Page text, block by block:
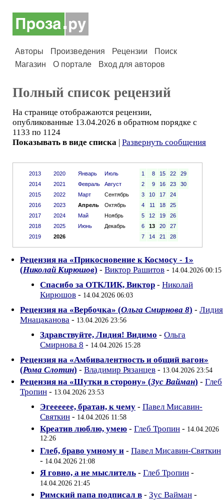
Авторы Произведения Рецензии
Поиск
Магазин
О портале Вход для авторов
Полный список рецензий
На странице отображаются рецензии,
опубликованные 13.04.2026 в обратном порядке с
1133 по 1124
Показывать в виде списка | Развернуть сообщения
2013
2014
2015
2016
2017
2018
2019
2020
2021
2022
2023
2024
2025
2026
Январь
Июль
Февраль
Август
Март
Сентябрь
Апрель
Октябрь
Май
Ноябрь
Июнь
Декабрь
1 8 15 22
29
2
9 16 23
30
3
10 17
24
4
11 18
25
5
12 19
26
6
13 20
27
7
14 21 28
Рецензия на «Прикосновение к Космосу - 1»
(Николай Кирюшов) - Виктор Рашитов - 14.04.2026 00:15
Спасибо за ОТКЛИК, Виктор - Николай
Кирюшов - 14.04.2026 06:03
Рецензия на «Вербочка» (Ольга Смирнова 8) - Лидия
Мнацаканова - 13.04.2026 23:56
Здравствуйте, Лидия! Видимо - Ольга
Смирнова 8 - 14.04.2026 15:28
Рецензия на «Амбивалентность и общий вагон»
(Рома Слотин) - Владимир Рязанцев - 13.04.2026 23:54
Рецензия на «Шутки в сторону» (Зус Вайман) - Глеб
Тропин - 13.04.2026 23:53
Эгееееее, братан, к чему - Павел Мисавин-
Святкин - 14.04.2026 11:58
Креатив люблю, умею - Глеб Тропин - 14.04.2026
12:26
Глеб, браво умному и - Павел Мисавин-Святкин
- 14.04.2026 21:08
Я говно, а не мыслитель - Глеб Тропин -
14.04.2026 21:45
Римский папа подписал в - Зус Вайман -